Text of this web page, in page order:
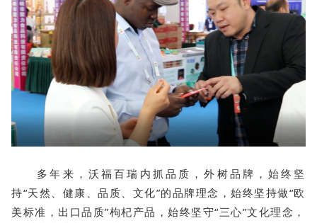
多年来，沃福百瑞内抓品质，外树品牌，始终坚
持“天然、健康、品质、文化”的品牌理念，始终坚持做“欧
美标准，出口品质”枸杞产品，始终坚守“三心”文化理念，